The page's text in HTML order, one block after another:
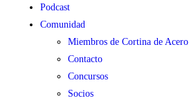
Podcast
Comunidad
Miembros de Cortina de Acero
Contacto
Concursos
Socios